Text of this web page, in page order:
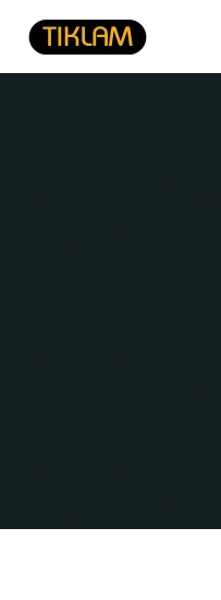
نصل